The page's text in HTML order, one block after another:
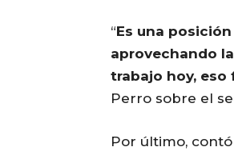
“Es una
aprovechando
trabajo hoy, eso
Perro sobre el
Por último,